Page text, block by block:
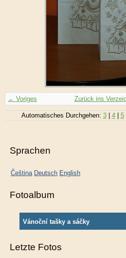
← Voriges Zurück ins
Automatisches Durchgehen: 3| 4| 5|
Sprachen
Čeština Deutsch English
Fotoalbum
Vánoční tašky a sáčky
Letzte Fotos